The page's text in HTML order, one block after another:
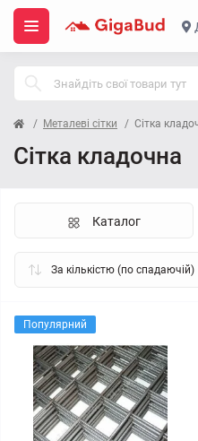
Металеві сітки Сітка
Сітка кладочна
Каталог
Популярний